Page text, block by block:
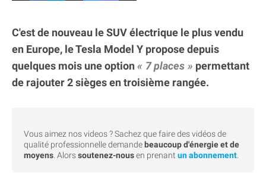
C'est de nouveau le SUV électrique le plus vendu
en Europe, le Tesla Model Y propose depuis
quelques mois une option
7 places
permettant
de rajouter 2 sièges en troisième rangée.
Vous aimez nos videos ? Sachez que faire des vidéos de
qualité professionnelle demande beaucoup d'énergie et de
moyens. Alorssoutenez-nousen prenant un abonnement.